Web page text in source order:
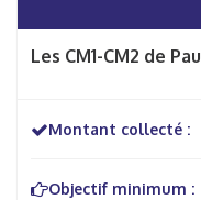
Les CM1-CM2 de
Montant collecté :
Objectif minimum :